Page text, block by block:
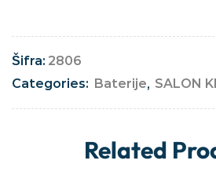
Šifra: 2806
Categories: Baterije, SALON
Related